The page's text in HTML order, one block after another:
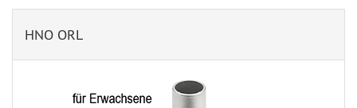
HNO ORL